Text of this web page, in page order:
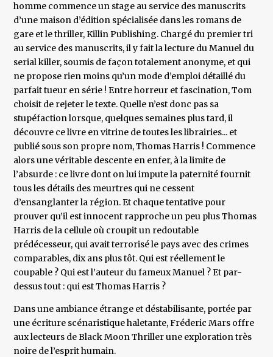
homme commence un stage au service des manuscrits
d’une maison d’édition spécialisée dans les romans de
gare et le thriller, Killin Publishing. Chargé du premier tri
au service des manuscrits, il y fait la lecture du Manuel du
serial killer, soumis de façon totalement anonyme, et qui
ne propose rien moins qu’un mode d’emploi détaillé du
parfait tueur en série ! Entre horreur et fascination, Tom
choisit de rejeter le texte. Quelle n’est donc pas sa
stupéfaction lorsque, quelques semaines plus tard, il
découvre ce livre en vitrine de toutes les librairies... et
publié sous son propre nom, Thomas Harris ! Commence
alors une véritable descente en enfer, à la limite de
l’absurde : ce livre dont on lui impute la paternité fournit
tous les détails des meurtres qui ne cessent
d’ensanglanter la région. Et chaque tentative pour
prouver qu’il est innocent rapproche un peu plus Thomas
Harris de la cellule où croupit un redoutable
prédécesseur, qui avait terrorisé le pays avec des crimes
comparables, dix ans plus tôt. Qui est réellement le
coupable ? Qui est l’auteur du fameux Manuel ? Et par-
dessus tout : qui est Thomas Harris ?
Dans une ambiance étrange et déstabilisante, portée par
une écriture scénaristique haletante, Fréderic Mars offre
aux lecteurs de Black Moon Thriller une exploration très
noire de l’esprit humain.